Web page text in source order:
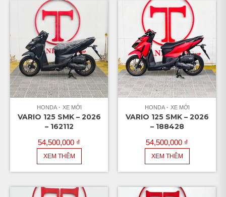
HONDA XE MỚI
VARIO 125 SMK – 2026
– 162112
54,500,000 ₫
XEM THÊM
HONDA XE MỚI
VARIO 125 SMK – 2026
– 188428
54,500,000 ₫
XEM THÊM